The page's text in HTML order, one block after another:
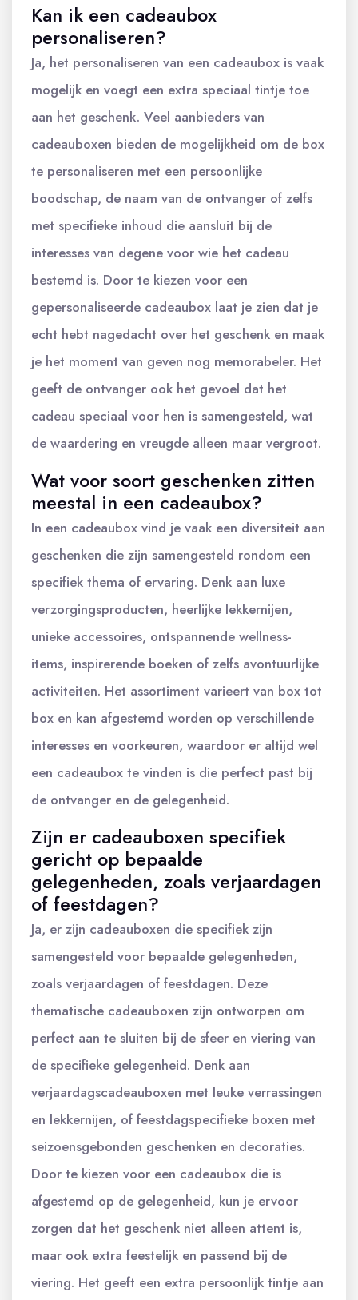
Kan ik een cadeaubox
personaliseren?
Ja, het personaliseren van een cadeaubox is vaak
mogelijk en voegt een extra speciaal tintje toe
aan het geschenk. Veel aanbieders van
cadeauboxen bieden de mogelijkheid om de box
te personaliseren met een persoonlijke
boodschap, de naam van de ontvanger of zelfs
met specifieke inhoud die aansluit bij de
interesses van degene voor wie het cadeau
bestemd is. Door te kiezen voor een
gepersonaliseerde cadeaubox laat je zien dat je
echt hebt nagedacht over het geschenk en maak
je het moment van geven nog memorabeler. Het
geeft de ontvanger ook het gevoel dat het
cadeau speciaal voor hen is samengesteld, wat
de waardering en vreugde alleen maar vergroot.
Wat voor soort geschenken zitten
meestal in een cadeaubox?
In een cadeaubox vind je vaak een diversiteit aan
geschenken die zijn samengesteld rondom een
specifiek thema of ervaring. Denk aan luxe
verzorgingsproducten, heerlijke lekkernijen,
unieke accessoires, ontspannende wellness-
items, inspirerende boeken of zelfs avontuurlijke
activiteiten. Het assortiment varieert van box tot
box en kan afgestemd worden op verschillende
interesses en voorkeuren, waardoor er altijd wel
een cadeaubox te vinden is die perfect past bij
de ontvanger en de gelegenheid.
Zijn er cadeauboxen specifiek
gericht op bepaalde
gelegenheden, zoals verjaardagen
of feestdagen?
Ja, er zijn cadeauboxen die specifiek zijn
samengesteld voor bepaalde gelegenheden,
zoals verjaardagen of feestdagen. Deze
thematische cadeauboxen zijn ontworpen om
perfect aan te sluiten bij de sfeer en viering van
de specifieke gelegenheid. Denk aan
verjaardagscadeauboxen met leuke verrassingen
en lekkernijen, of feestdagspecifieke boxen met
seizoensgebonden geschenken en decoraties.
Door te kiezen voor een cadeaubox die is
afgestemd op de gelegenheid, kun je ervoor
zorgen dat het geschenk niet alleen attent is,
maar ook extra feestelijk en passend bij de
viering. Het geeft een extra persoonlijk tintje aan